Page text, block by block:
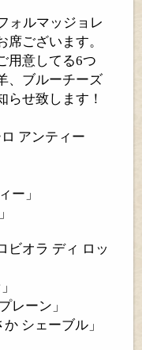
ォルマッジョレ
ございます。
用意してる6つ
、ブルーチーズ
らせ致します！
アンティー
ー」
ビオラ ディ ロッ
レーン」
か シェーブル」